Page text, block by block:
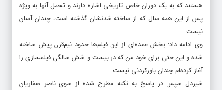
هستند که به یک دوران خاص تاریخی اشاره دارند و تحمل آنها به ویژه
پس از این همه سال که از ساخته شدنشان گذشته است، چندان آسان
نیست.
وی ادامه داد: بخش عمده‌ای از این فیلم‌ها حدود نیم‌قرن پیش ساخته
شده و این حتی برای خود من که در بیست و شش سالگی فیلمسازی را
آغاز کرده‌ام چندان باورکردنی نیست.
شیردل سپس در پاسخ به نکته مطرح شده از سوی ناصر صفاریان